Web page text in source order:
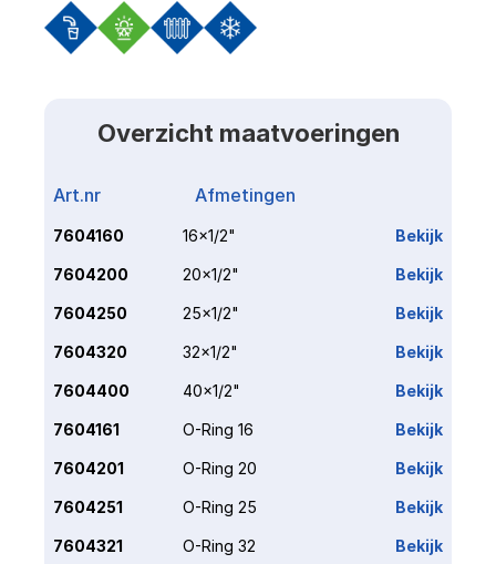
Overzicht maatvoeringen
Art.nr Afmetingen
7604160 16x1/2" Bekijk
7604200 20x1/2" Bekijk
7604250 25x1/2" Bekijk
7604320 32x1/2" Bekijk
7604400 40x1/2" Bekijk
7604161 O-Ring 16 Bekijk
7604201 O-Ring 20 Bekijk
7604251 O-Ring 25 Bekijk
7604321 O-Ring 32 Bekijk